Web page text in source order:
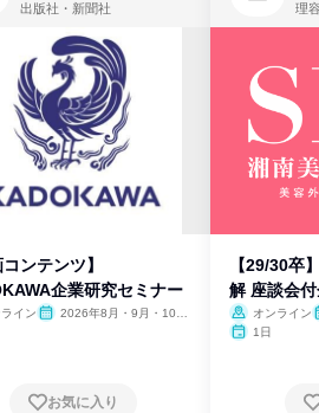
出版社・新聞社
コンテンツ】
企業研究セミナー
イン
2026年8月・9月・10
お気に入り
【29/30卒
解 座談会
オンライン
1日